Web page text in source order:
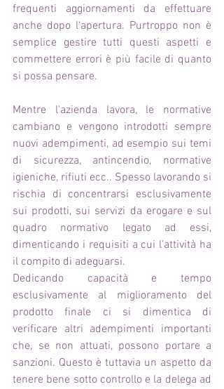
frequenti aggiornamenti da effettuare
anche dopo l'apertura. Purtroppo non è
semplice gestire tutti questi aspetti e
commettere errori è più facile di quanto
si possa pensare.
Mentre l'azienda lavora, le normative
cambiano e vengono introdotti sempre
nuovi adempimenti, ad esempio sui temi
di sicurezza, antincendio, normative
igieniche, rifiuti ecc.. Spesso lavorando si
rischia di concentrarsi esclusivamente
sui prodotti, sui servizi da erogare e sul
quadro normativo legato ad essi,
dimenticando i requisiti a cui l’attività ha
il compito di adeguarsi.
Dedicando capacità e tempo
esclusivamente al miglioramento del
prodotto finale ci si dimentica di
verificare altri adempimenti importanti
che, se non attuati, possono portare a
sanzioni. Questo è tuttavia un aspetto da
tenere bene sotto controllo e la delega ad